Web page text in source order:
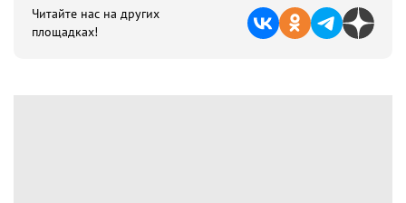
Читайте нас на других
площадках!